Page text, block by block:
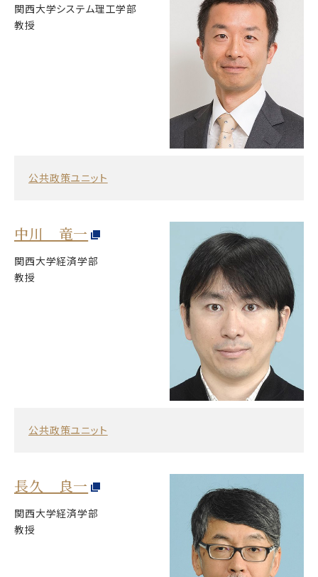
関西大学システム理工学部
教授
公共政策ユニット
中川 竜一
関西大学経済学部
教授
公共政策ユニット
長久 良一
関西大学経済学部
教授